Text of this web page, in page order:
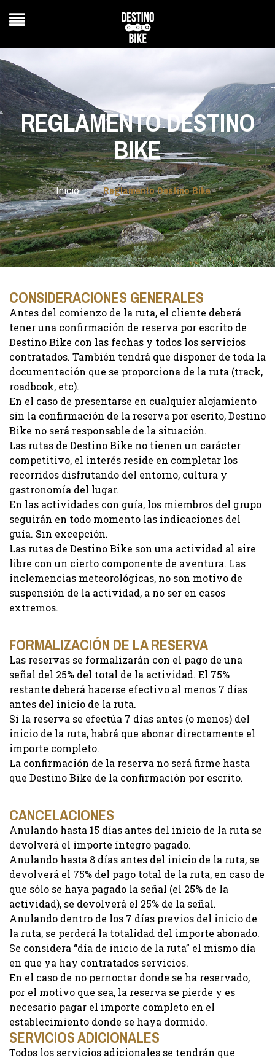
REGLAMENTO DESTINO
BIKE
Inicio > Reglamento Destino Bike
CONSIDERACIONES GENERALES
Antes del comienzo de la ruta, el cliente deberá
tener una confirmación de reserva por escrito de
Destino Bike con las fechas y todos los servicios
contratados. También tendrá que disponer de toda la
documentación que se proporciona de la ruta (track,
roadbook, etc).
En el caso de presentarse en cualquier alojamiento
sin la confirmación de la reserva por escrito, Destino
Bike no será responsable de la situación.
Las rutas de Destino Bike no tienen un carácter
competitivo, el interés reside en completar los
recorridos disfrutando del entorno, cultura y
gastronomía del lugar.
En las actividades con guía, los miembros del grupo
seguirán en todo momento las indicaciones del
guía. Sin excepción.
Las rutas de Destino Bike son una actividad al aire
libre con un cierto componente de aventura. Las
inclemencias meteorológicas, no son motivo de
suspensión de la actividad, a no ser en casos
extremos.
FORMALIZACIÓN DE LA RESERVA
Las reservas se formalizarán con el pago de una
señal del 25% del total de la actividad. El 75%
restante deberá hacerse efectivo al menos 7 días
antes del inicio de la ruta.
Si la reserva se efectúa 7 días antes (o menos) del
inicio de la ruta, habrá que abonar directamente el
importe completo.
La confirmación de la reserva no será firme hasta
que Destino Bike de la confirmación por escrito.
CANCELACIONES
Anulando hasta 15 días antes del inicio de la ruta se
devolverá el importe íntegro pagado.
Anulando hasta 8 días antes del inicio de la ruta, se
devolverá el 75% del pago total de la ruta, en caso de
que sólo se haya pagado la señal (el 25% de la
actividad), se devolverá el 25% de la señal.
Anulando dentro de los 7 días previos del inicio de
la ruta, se perderá la totalidad del importe abonado.
Se considera “día de inicio de la ruta” el mismo día
en que ya hay contratados servicios.
En el caso de no pernoctar donde se ha reservado,
por el motivo que sea, la reserva se pierde y es
necesario pagar el importe completo en el
establecimiento donde se haya dormido.
SERVICIOS ADICIONALES
Todos los servicios adicionales se tendrán que